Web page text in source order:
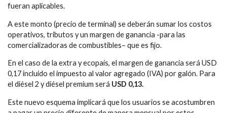
fueran aplicables.
A este monto (precio de terminal) se deberán sumar los costos
operativos, tributos y un margen de ganancia -para las
comercializadoras de combustibles– que es fijo.
En el caso de la extra y ecopaís, el margen de ganancia será USD
0,17 incluido el impuesto al valor agregado (IVA) por galón. Para
el diésel 2 y diésel premium será USD 0,13.
Este nuevo esquema implicará que los usuarios se acostumbren